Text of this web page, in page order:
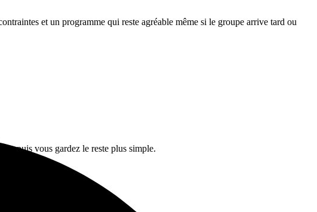
et un programme qui reste agréable même si le groupe arrive tard ou
puis vous gardez le reste plus simple.